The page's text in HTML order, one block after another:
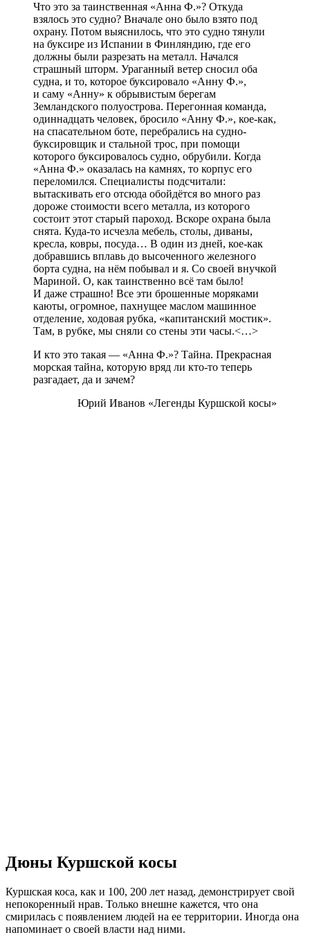
Что это за таинственная «Анна Ф.»? Откуда
взялось это судно? Вначале оно было взято под
охрану. Потом выяснилось, что это судно тянули
на буксире из Испании в Финляндию, где его
должны были разрезать на металл. Начался
страшный шторм. Ураганный ветер сносил оба
судна, и то, которое буксировало «Анну Ф.»,
и саму «Анну» к обрывистым берегам
Земландского полуострова. Перегонная команда,
одиннадцать человек, бросило «Анну Ф.», кое-как,
на спасательном боте, перебрались на судно-
буксировщик и стальной трос, при помощи
которого буксировалось судно, обрубили. Когда
«Анна Ф.» оказалась на камнях, то корпус его
переломился. Специалисты подсчитали:
вытаскивать его отсюда обойдётся во много раз
дороже стоимости всего металла, из которого
состоит этот старый пароход. Вскоре охрана была
снята. Куда-то исчезла мебель, столы, диваны,
кресла, ковры, посуда… В один из дней, кое-как
добравшись вплавь до высоченного железного
борта судна, на нём побывал и я. Со своей внучкой
Мариной. О, как таинственно всё там было!
И даже страшно! Все эти брошенные моряками
каюты, огромное, пахнущее маслом машинное
отделение, ходовая рубка, «капитанский мостик».
Там, в рубке, мы сняли со стены эти часы.<…>
И кто это такая — «Анна Ф.»? Тайна. Прекрасная
морская тайна, которую вряд ли кто-то теперь
разгадает, да и зачем?
Юрий Иванов «Легенды Куршской косы»
Дюны Куршской косы
Куршская коса, как и 100, 200 лет назад, демонстрирует свой
непокоренный нрав. Только внешне кажется, что она
смирилась с появлением людей на ее территории. Иногда она
напоминает о своей власти над ними.